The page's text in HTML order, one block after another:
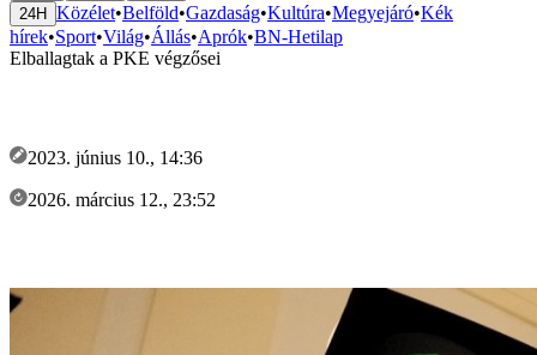
24H Közélet•Belföld•Gazdaság•Kultúra•Megyejáró•Kék
hírek•Sport•Világ•Állás•Aprók•BN-Hetilap
Elballagtak a PKE végzősei
2023. június 10., 14:36
2026. március 12., 23:52